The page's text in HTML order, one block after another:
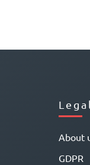
Legal
About
GDPR